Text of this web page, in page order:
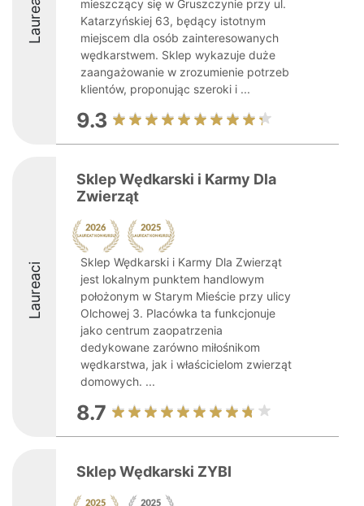
Laureaci
mieszczący się w Gruszczynie przy ul.
Katarzyńskiej 63, będący istotnym
miejscem dla osób zainteresowanych
wędkarstwem. Sklep wykazuje duże
zaangażowanie w zrozumienie potrzeb
klientów, proponując szeroki i ...
9.3
Laureaci
Sklep Wędkarski i Karmy Dla
Zwierząt
Sklep Wędkarski i Karmy Dla Zwierząt
jest lokalnym punktem handlowym
położonym w Starym Mieście przy ulicy
Olchowej 3. Placówka ta funkcjonuje
jako centrum zaopatrzenia
dedykowane zarówno miłośnikom
wędkarstwa, jak i właścicielom zwierząt
domowych. ...
8.7
Sklep Wędkarski ZYBI